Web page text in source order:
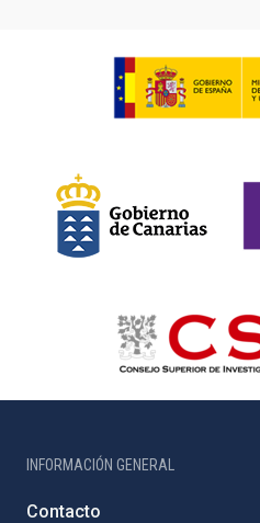
INFORMACIÓN GENERAL
Contacto